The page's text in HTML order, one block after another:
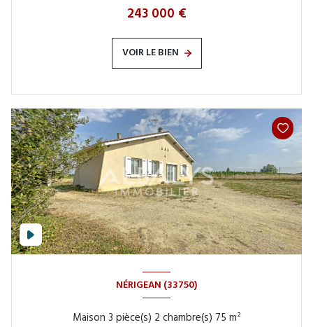
243 000 €
VOIR LE BIEN
NÉRIGEAN (33750)
Maison 3 pièce(s) 2 chambre(s) 75 m²